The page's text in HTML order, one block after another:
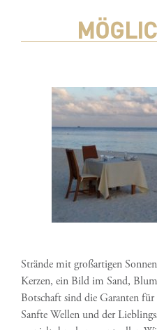
Strände mit großartigen
Kerzen, ein Bild im Sand,
Botschaft sind die Garanten
Sanfte Wellen und der